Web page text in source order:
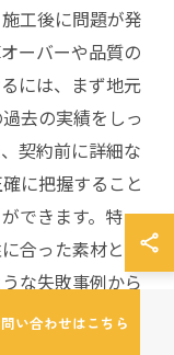
工後に問題が発
ーバーや品質の
には、まず地元
去の実績をしっ
契約前に詳細な
に把握すること
できます。特
合った素材と技
な失敗事例から
きるでしょう。
い合わせはこちら